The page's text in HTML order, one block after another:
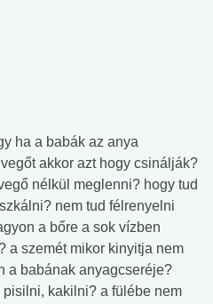
ha a babák az anya
akkor azt hogy csinálják?
nélkül meglenni? hogy tud
nem tud félrenyelni
a bőre a sok vízben
a szemét mikor kinyitja nem
a babának anyagcseréje?
kakilni? a fülébe nem